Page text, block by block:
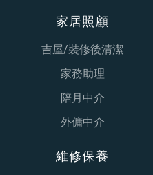
家居照顧
吉屋/裝修後清潔
家務助理
陪月中介
外傭中介
維修保養